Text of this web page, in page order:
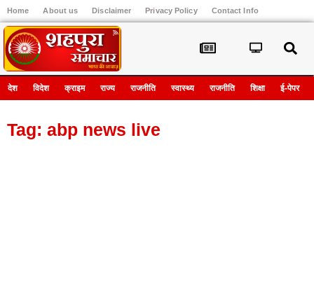
Home About us Disclaimer Privacy Policy Contact Info
देश विदेश क्राइम राज्य राजनीति स्वास्थ्य राजनीति शिक्षा ई-पेपर
Tag: abp news live